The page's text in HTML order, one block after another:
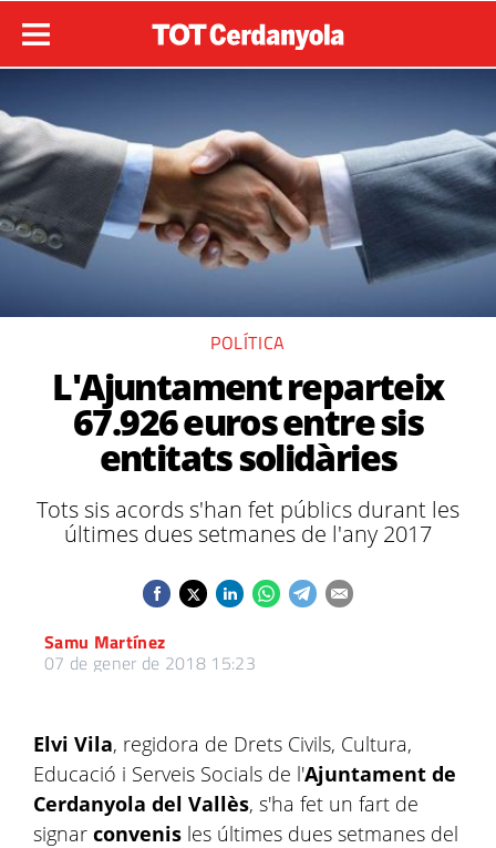
POLÍTICA
L'Ajuntament reparteix
67.926 euros entre sis
entitats solidàries
Tots sis acords s'han fet públics durant les
últimes dues setmanes de l'any 2017
Samu Martínez
07 de gener de 2018 15:23
Elvi Vila, regidora de Drets Civils, Cultura,
Educació i Serveis Socials de l'Ajuntament de
Cerdanyola del Vallès, s'ha fet un fart de
signar convenis les últimes dues setmanes del